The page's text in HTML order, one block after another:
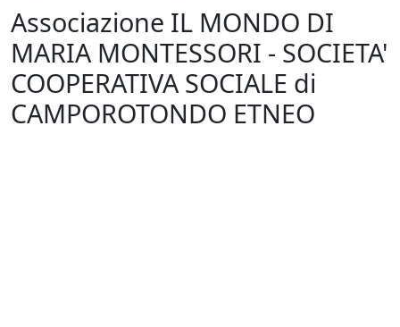
Associazione IL MONDO DI
MARIA MONTESSORI - SOCIETA'
COOPERATIVA SOCIALE di
CAMPOROTONDO ETNEO